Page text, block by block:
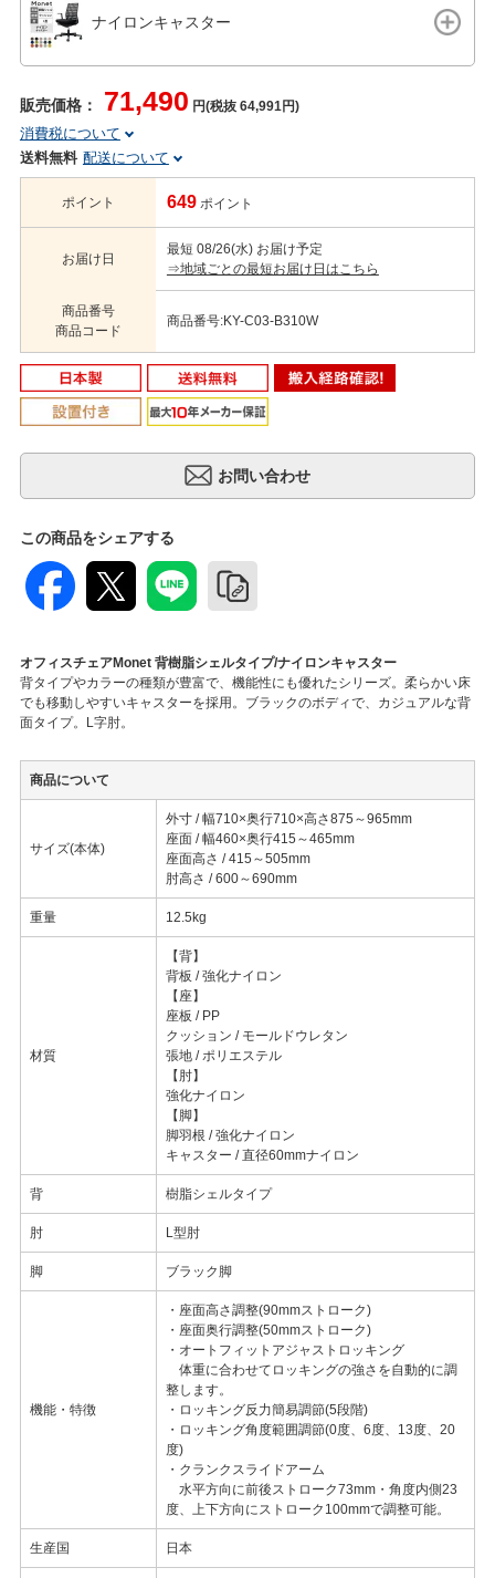
ナイロンキャスター
販売価格： 71,490 円(税抜 64,991円)
消費税について
送料無料 配送について
ポイント 649 ポイント
お届け日
最短 08/26(水) お届け予定
⇒地域ごとの最短お届け日はこちら
商品番号
商品コード
商品番号:KY-C03-B310W
この商品をシェアする
オフィスチェアMonet 背樹脂シェルタイプ/ナイロンキャスター
背タイプやカラーの種類が豊富で、機能性にも優れたシリーズ。柔らかい床
でも移動しやすいキャスターを採用。ブラックのボディで、カジュアルな背
面タイプ。L字肘。
商品について
サイズ(本体)
外寸 / 幅710×奥行710×高さ875～965mm
座面 / 幅460×奥行415～465mm
座面高さ / 415～505mm
肘高さ / 600～690mm
重量 12.5kg
材質
【背】
背板 / 強化ナイロン
【座】
座板 / PP
クッション / モールドウレタン
張地 / ポリエステル
【肘】
強化ナイロン
【脚】
脚羽根 / 強化ナイロン
キャスター / 直径60mmナイロン
背 樹脂シェルタイプ
肘 L型肘
脚 ブラック脚
機能・特徴
・座面高さ調整(90mmストローク)
・座面奥行調整(50mmストローク)
・オートフィットアジャストロッキング
体重に合わせてロッキングの強さを自動的に調
整します。
・ロッキング反力簡易調節(5段階)
・ロッキング角度範囲調節(0度、6度、13度、20
度)
・クランクスライドアーム
水平方向に前後ストローク73mm・角度内側23
度、上下方向にストローク100mmで調整可能。
生産国 日本